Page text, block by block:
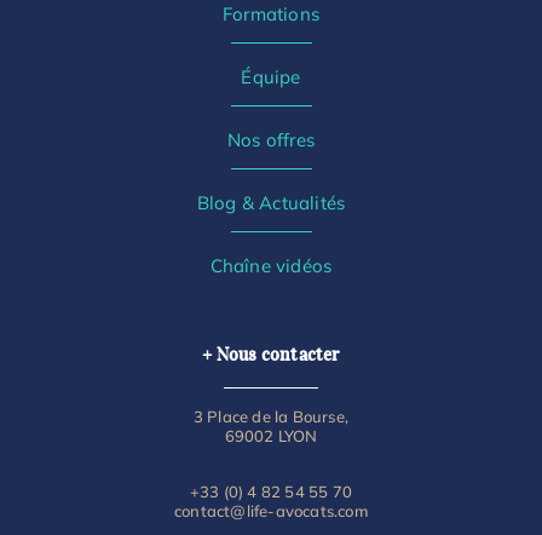
Formations
Équipe
Nos offres
Blog & Actualités
Chaîne vidéos
+ Nous contacter
3 Place de la Bourse,
69002 LYON
+33 (0) 4 82 54 55 70
contact@life-avocats.com